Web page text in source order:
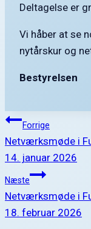
Deltagelse er
Vi håber at se
nytårskur og
Bestyrelsen
Forrige
Netværksmøde i
14. januar 2026
Næste
Netværksmøde i
18. februar 2026